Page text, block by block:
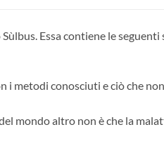
Essa contiene le seguenti
metodi conosciuti e ciò che
mondo altro non è che la